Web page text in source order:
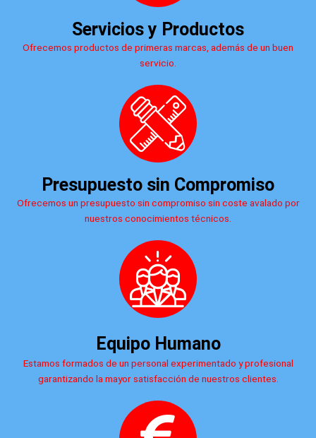
Servicios y Productos
Ofrecemos productos de primeras marcas, además de un buen
servicio.
Presupuesto sin Compromiso
Ofrecemos un presupuesto sin compromiso sin coste avalado por
nuestros conocimientos técnicos.
Equipo Humano
Estamos formados de un personal experimentado y profesional
garantizando la mayor satisfacción de nuestros clientes.